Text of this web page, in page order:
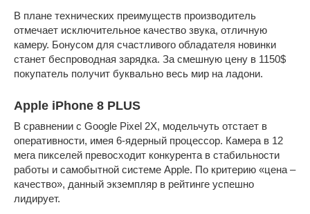
В плане технических преимуществ производитель
отмечает исключительное качество звука, отличную
камеру. Бонусом для счастливого обладателя новинки
станет беспроводная зарядка. За смешную цену в 1150$
покупатель получит буквально весь мир на ладони.
Apple iPhone 8 PLUS
В сравнении с Google Pixel 2X, модельчуть отстает в
оперативности, имея 6-ядерный процессор. Камера в 12
мега пикселей превосходит конкурента в стабильности
работы и самобытной системе Apple. По критерию «цена –
качество», данный экземпляр в рейтинге успешно
лидирует.